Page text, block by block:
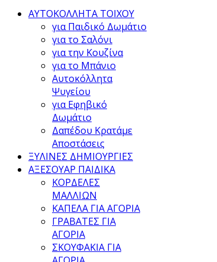
ΑΥΤΟΚΟΛΛΗΤΑ ΤΟΙΧΟΥ
για Παιδικό Δωμάτιο
για το Σαλόνι
για την Κουζίνα
για το Μπάνιο
Αυτοκόλλητα
Ψυγείου
για Εφηβικό
Δωμάτιο
Δαπέδου Κρατάμε
Αποστάσεις
ΞΥΛΙΝΕΣ ΔΗΜΙΟΥΡΓΙΕΣ
ΑΞΕΣΟΥΑΡ ΠΑΙΔΙΚΑ
ΚΟΡΔΕΛΕΣ
ΜΑΛΛΙΩΝ
ΚΑΠΕΛΑ ΓΙΑ ΑΓΟΡΙΑ
ΓΡΑΒΑΤΕΣ ΓΙΑ
ΑΓΟΡΙΑ
ΣΚΟΥΦΑΚΙΑ ΓΙΑ